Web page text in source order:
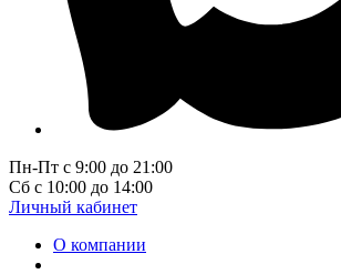
Пн-Пт с 9:00 до 21:00
Сб с 10:00 до 14:00
Личный кабинет
О компании